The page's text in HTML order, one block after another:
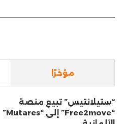
مؤخرًا
“ستيلانتيس” تبيع منصة
“Free2move” إلى “Mutares”